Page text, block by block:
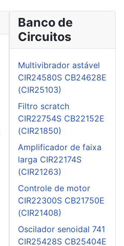
Banco de
Circuitos
Multivibrador astável
CIR24580S CB24628E
(CIR25103)
Filtro scratch
CIR22754S CB22152E
(CIR21850)
Amplificador de faixa
larga CIR22174S
(CIR21263)
Controle de motor
CIR22300S CB21750E
(CIR21408)
Oscilador senoidal 741
CIR25428S CB25404E